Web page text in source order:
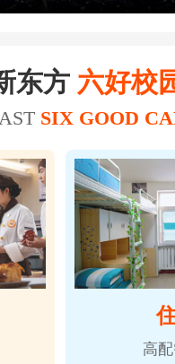
21 美容师
东方 六好校
SIX GOOD
高